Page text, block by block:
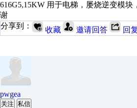
616G5,15KW 用于电梯，屡烧逆变模
谢
分享到：
收藏 邀请回答 回
pwgea
关注 私信